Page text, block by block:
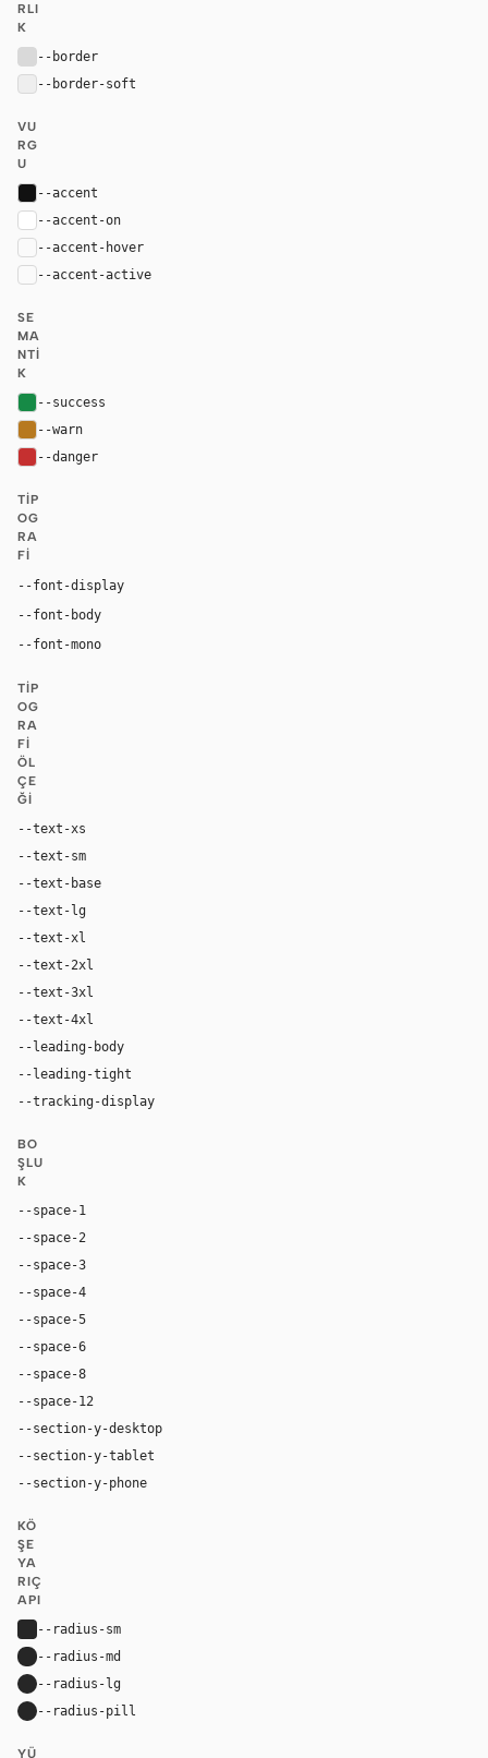
RLI
K
--border
--border-soft
VU
RG
U
--accent
--accent-on
--accent-hover
--accent-active
SE
MA
NTI
K
--success
--warn
--danger
TIP
OG
RA
FI
--font-display
--font-body
--font-mono
TIP
OG
RA
FI
ÖL
ÇE
ĞI
--text-xs
--text-sm
--text-base
--text-lg
--text-xl
--text-2xl
--text-3xl
--text-4xl
--leading-body
--leading-tight
--tracking-display
BO
ŞLU
K
--space-1
--space-2
--space-3
--space-4
--space-5
--space-6
--space-8
--space-12
--section-y-desktop
--section-y-tablet
--section-y-phone
KÖ
ŞE
YA
RIÇ
API
--radius-sm
--radius-md
--radius-lg
--radius-pill
YÜ